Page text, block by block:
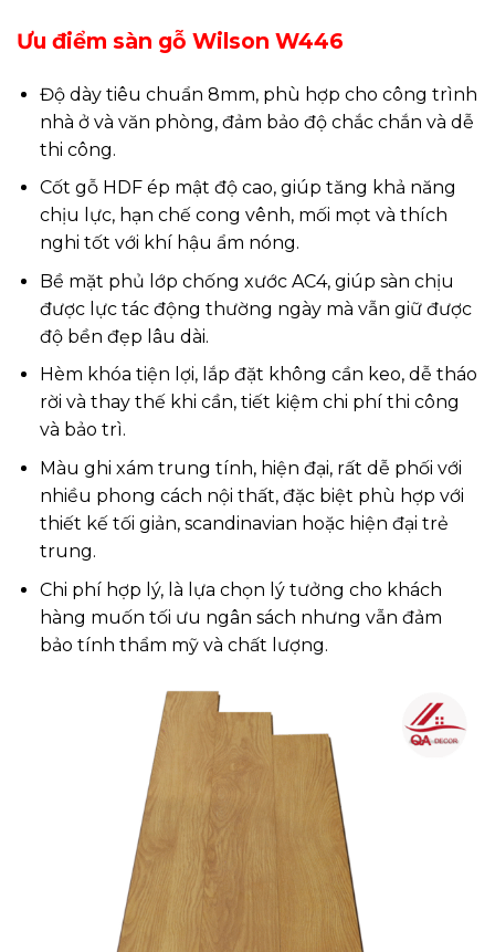
Ưu điểm sàn gỗ Wilson W446
Độ dày tiêu chuẩn 8mm, phù hợp cho công trình
nhà ở và văn phòng, đảm bảo độ chắc chắn và dễ
thi công.
Cốt gỗ HDF ép mật độ cao, giúp tăng khả năng
chịu lực, hạn chế cong vênh, mối mọt và thích
nghi tốt với khí hậu ẩm nóng.
Bề mặt phủ lớp chống xước AC4, giúp sàn chịu
được lực tác động thường ngày mà vẫn giữ được
độ bền đẹp lâu dài.
Hèm khóa tiện lợi, lắp đặt không cần keo, dễ tháo
rời và thay thế khi cần, tiết kiệm chi phí thi công
và bảo trì.
Màu ghi xám trung tính, hiện đại, rất dễ phối với
nhiều phong cách nội thất, đặc biệt phù hợp với
thiết kế tối giản, scandinavian hoặc hiện đại trẻ
trung.
Chi phí hợp lý, là lựa chọn lý tưởng cho khách
hàng muốn tối ưu ngân sách nhưng vẫn đảm
bảo tính thẩm mỹ và chất lượng.